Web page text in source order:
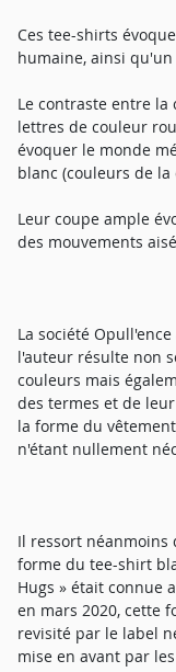
Ces tee-shirts
humaine, ainsi
Le contraste entre
lettres de couleur
évoquer le monde
blanc (couleurs de
Leur coupe ample
des mouvements
La société
l'auteur résulte non
couleurs mais
des termes et de
la forme du
n'étant nullement
Il ressort néanmoins
forme du tee-shirt
Hugs » était connue
en mars 2020, cette
revisité par le label
mise en avant par